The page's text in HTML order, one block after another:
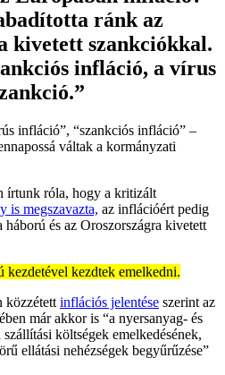
ránk az
kivetett szankciókkal.
infláció, a vírus
infláció”, “szankciós infláció” –
váltak a kormányzati
írtunk róla, hogy a kritizált
is megszavazta, az inflációért pedig
háború és az Oroszországra kivetett
kezdetével kezdtek emelkedni.
közzétett inflációs jelentése szerint az
már akkor is “a nyersanyag- és
költségek emelkedésének,
ellátási nehézségek begyűrűzése”